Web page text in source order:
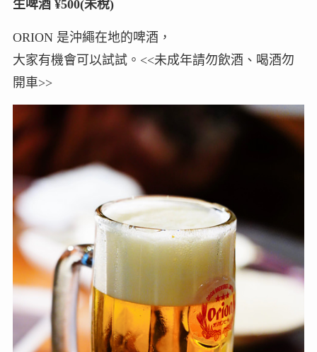
生啤酒 ¥500(未稅)
ORION 是沖繩在地的啤酒，
大家有機會可以試試。<<未成年請勿飲酒、喝酒勿
開車>>